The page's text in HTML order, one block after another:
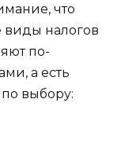
что
виды налогов
по-
а есть
выбору: